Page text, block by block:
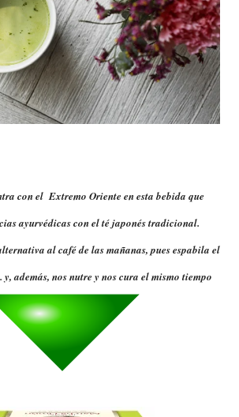
con el Extremo Oriente en esta bebida que
ayurvédicas con el té japonés tradicional.
al café de las mañanas, pues espabila el
además, nos nutre y nos cura el mismo tiempo